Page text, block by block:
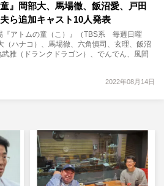
』岡部大、馬場徹、飯沼愛、戸田
ら追加キャスト10人発表
『アトムの童（こ）』（TBS系 毎週日曜
ハナコ）、馬場徹、六角慎司、玄理、飯沼
雅（ドランクドラゴン）、でんでん、風間
2022年08月14日